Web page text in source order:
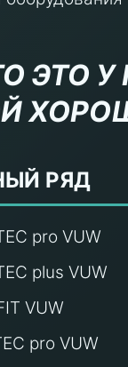
ЭТО У
РЯД
pro VUW
plus VUW
VUW
pro VUW